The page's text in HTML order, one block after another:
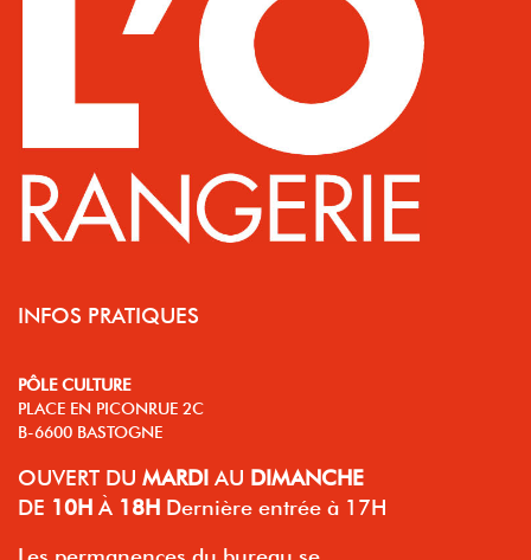
INFOS PRATIQUES
PÔLE CULTURE
PLACE EN PICONRUE 2C
B-6600 BASTOGNE
OUVERT DU MARDI AU DIMANCHE
DE 10H À 18H Dernière entrée à 17H
Les permanences du bureau se